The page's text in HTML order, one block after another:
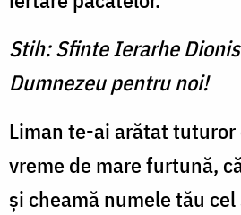
Stih: Sfinte Ierarhe
Dumnezeu pentru noi!
Liman te-ai arătat tuturor
vreme de mare furtună,
și cheamă numele tău